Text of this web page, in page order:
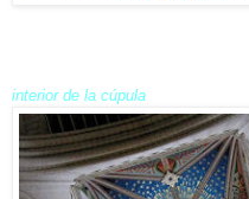
interior de la cúpula